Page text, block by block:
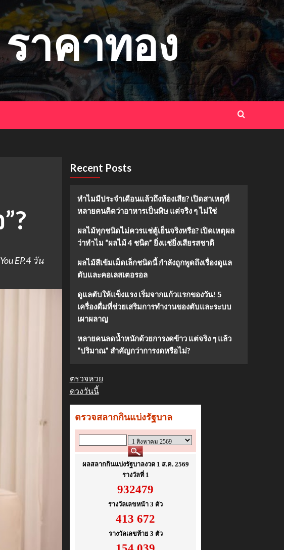
าคาทอง
EP.4 วัน
Recent Posts
ทำไมมีประจำเดือนแล้วถึงท้องเสีย? เปิดสาเหตุที่
หลายคนคิดว่าอาหารเป็นพิษ แต่จริง ๆ ไม่ใช่
ผลไม้ทุกชนิดไม่ควรแช่ตู้เย็นจริงหรือ? เปิดเหตุผล
ว่าทำไม “ผลไม้ 4 ชนิด” ยิ่งแช่ยิ่งเสียรสชาติ
ผลไม้สีเข้มเม็ดเล็กชนิดนี้ กำลังถูกพูดถึงเรื่องดูแล
ตับและคอเลสเตอรอล
ดูแลตับให้แข็งแรง เริ่มจากแก้วแรกของวัน! 5
เครื่องดื่มที่ช่วยเสริมการทำงานของตับและระบบ
เผาผลาญ
หลายคนลดน้ำหนักด้วยการงดข้าว แต่จริง ๆ แล้ว
“ปริมาณ” สำคัญกว่าการงดหรือไม่?
ตรวจหวย
ดวงวันนี้